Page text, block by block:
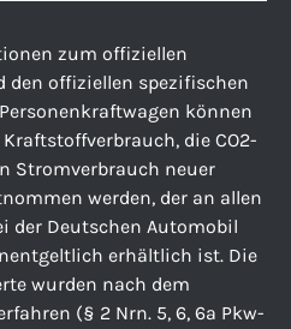
zum offiziellen
den offiziellen spezifischen
können
die CO2-
Stromverbrauch neuer
werden, der an allen
der Deutschen Automobil
erhältlich ist. Die
wurden nach dem
(§ 2 Nrn. 5, 6, 6a Pkw-